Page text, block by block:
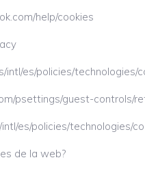
help/cookies
es/policies/technologies/
psettings/guest-
es/policies/technologies/
de la web?